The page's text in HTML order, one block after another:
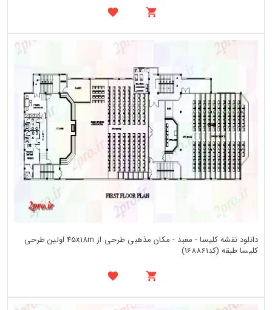
دانلود نقشه کلیسا - معبد - مکان مذهبی طرحی از 45x18m اولین طرحی
کلیسا طبقه (کد168861)